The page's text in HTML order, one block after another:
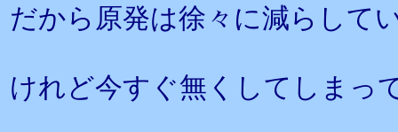
だから原発は徐々に減らして
けれど今すぐ無くしてしまっ